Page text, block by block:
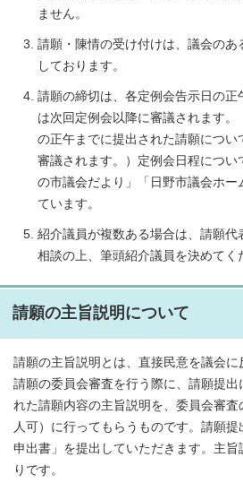
ません。
請願・陳情の受け付けは、議会のあ
しております。
請願の締切は、各定例会告示日の正
は次回定例会以降に審議されます
の正午までに提出された請願につ
審議されます。）定例会日程につい
の市議会だより」「日野市議会ホー
ています。
紹介議員が複数ある場合は、請願代
相談の上、筆頭紹介議員を決めてく
請願の主旨説明について
請願の主旨説明とは、直接民意を議会
請願の委員会審査を行う際に、請願提出
れた請願内容の主旨説明を、委員会審
人可）に行ってもらうものです。請願
申出書」を提出していただきます。主
りです。